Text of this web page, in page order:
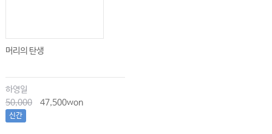
머리의 탄생
하영일
50,000
47,500won
신간